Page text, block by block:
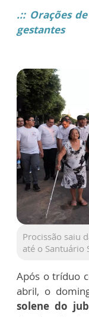
.:: Orações
gestantes
Procissão saiu
até o Santuário
Após o tríduo
abril, o
solene do